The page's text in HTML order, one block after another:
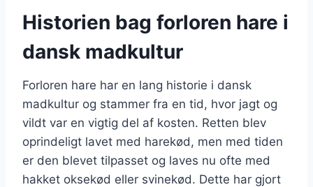
Historien bag forloren hare i
dansk madkultur
Forloren hare har en lang historie i dansk
madkultur og stammer fra en tid, hvor jagt og
vildt var en vigtig del af kosten. Retten blev
oprindeligt lavet med harekød, men med tiden
er den blevet tilpasset og laves nu ofte med
hakket oksekød eller svinekød. Dette har gjort